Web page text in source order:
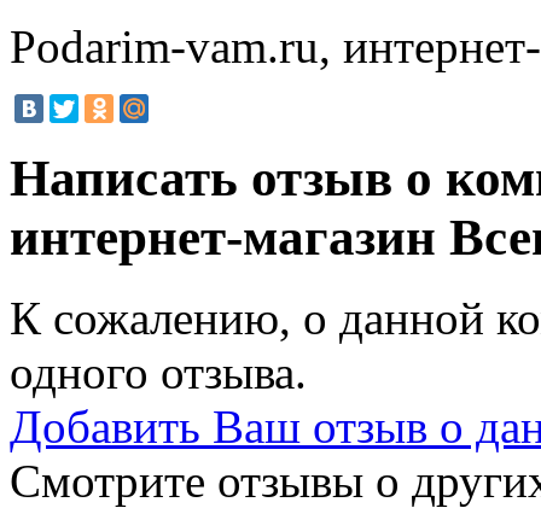
Podarim-vam.ru,
Написать отзыв о
интернет-магазин
К сожалению, о данной
одного отзыва.
Добавить Ваш отзыв о
Смотрите отзывы о